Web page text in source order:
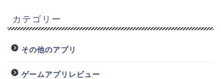
カテゴリー
その他のアプリ
ゲームアプリレビュー